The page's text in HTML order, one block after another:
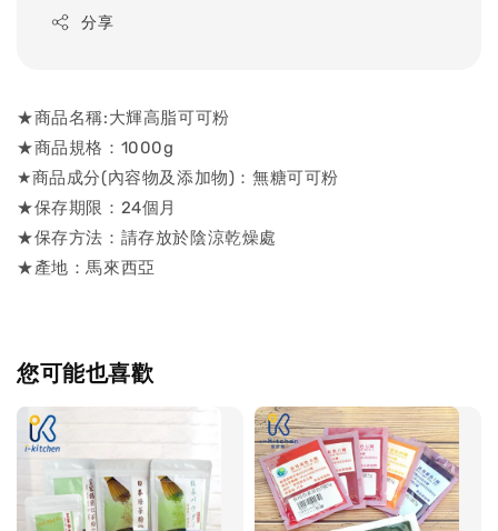
分享
★商品名稱:大輝高脂可可粉
★商品規格：1000g
★商品成分(內容物及添加物)：無糖可可粉
★保存期限：24個月
★保存方法：請存放於陰涼乾燥處
★產地：馬來西亞
您可能也喜歡